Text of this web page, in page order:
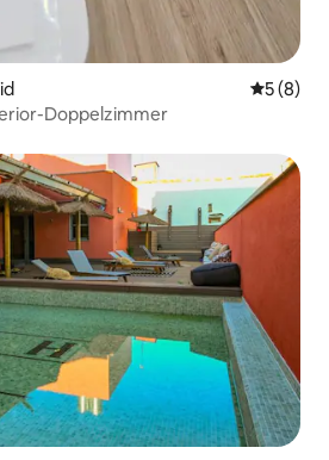
5 (8)
Doppelzimmer